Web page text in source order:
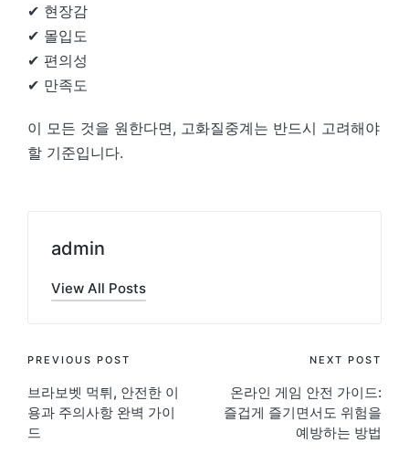
✔ 현장감
✔ 몰입도
✔ 편의성
✔ 만족도
이 모든 것을 원한다면, 고화질중계는 반드시 고려해야
할 기준입니다.
admin
View All Posts
Post
navigation
PREVIOUS POST
브라보벳 먹튀, 안전한 이
용과 주의사항 완벽 가이
드
NEXT POST
온라인 게임 안전 가이드:
즐겁게 즐기면서도 위험을
예방하는 방법